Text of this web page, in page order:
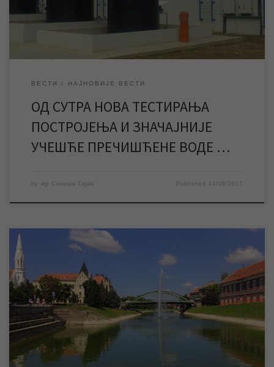
започети тестирање ултрафилтрације на постројењу за
пречишћавање воде, који је најсавременији објекат овог […]
ВЕСТИ НАЈНОВИЈЕ ВЕСТИ
ОД СУТРА НОВА ТЕСТИРАЊА
ПОСТРОЈЕЊА И ЗНАЧАЈНИЈЕ
УЧЕШЋЕ ПРЕЧИШЋЕНЕ ВОДЕ …
by мр Синиша Гајин Published 14/06/2017
Последњих дана интензивиране су активности око система
„Бегејска петља“, који је од стране Града Зрењанина поверен
на одржавање ЈКП „Водовод и канализација“, a које се односе
на редовно пречишћавање воде у градским језерима и
уређење њихових обала. У току прошлог месеца завршени
су радови на замени табластих затварача […]